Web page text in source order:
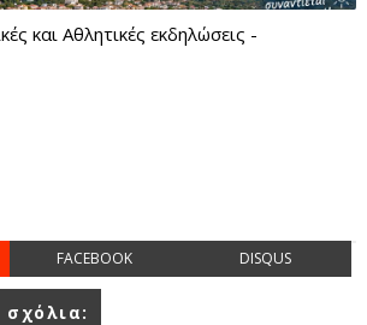
και Αθλητικές εκδηλώσεις -
FACEBOOK DISQUS